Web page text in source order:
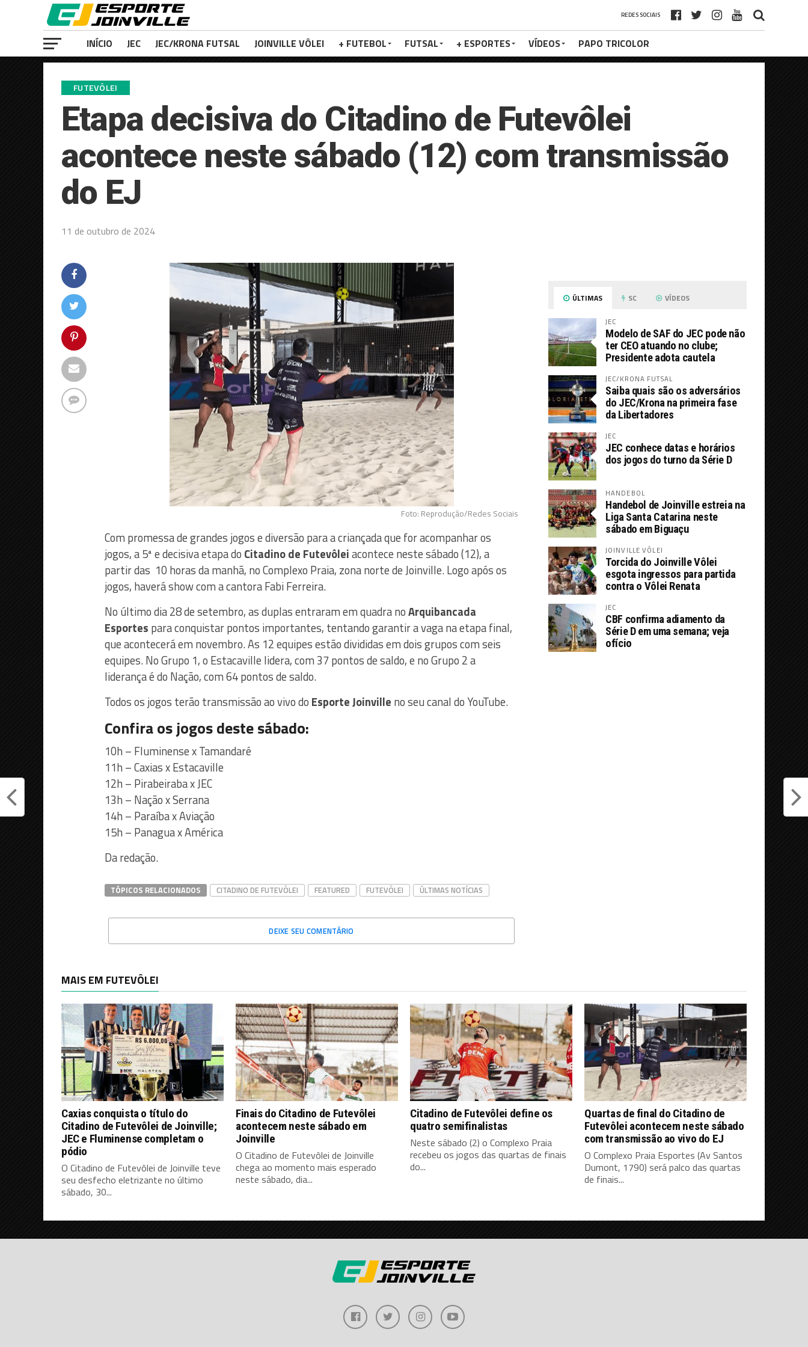
REDES SOCIAIS
INÍCIO JEC JEC/KRONA FUTSAL JOINVILLE VÔLEI + FUTEBOL FUTSAL + ESPORTES VÍDEOS PAPO TRICOLOR
FUTEVÔLEI
Etapa decisiva do Citadino de Futevôlei
acontece neste sábado (12) com transmissão
do EJ
11 de outubro de 2024
Foto: Reprodução/Redes Sociais
Com promessa de grandes jogos e diversão para a criançada que for acompanhar os
jogos, a 5ª e decisiva etapa do Citadino de Futevôleiacontece neste sábado (12), a
partir das 10 horas da manhã, no Complexo Praia, zona norte de Joinville. Logo após os
jogos, haverá show com a cantora Fabi Ferreira.
No último dia 28 de setembro, as duplas entraram em quadra noArquibancada
Esportes para conquistar pontos importantes, tentando garantir a vaga na etapa final,
que acontecerá em novembro. As 12 equipes estão divididas em dois grupos com seis
equipes. No Grupo 1, o Estacaville lidera, com 37 pontos de saldo, e no Grupo 2 a
liderança é do Nação, com 64 pontos de saldo.
Todos os jogos terão transmissão ao vivo do Esporte Joinville no seu canal do YouTube.
Confira os jogos deste sábado:
10h – Fluminense x Tamandaré
11h – Caxias x Estacaville
12h – Pirabeiraba x JEC
13h – Nação x Serrana
14h – Paraíba x Aviação
15h – Panagua x América
Da redação.
TÓPICOS RELACIONADOS CITADINO DE FUTEVÔLEI FEATURED FUTEVÔLEI ÚLTIMAS NOTÍCIAS
DEIXE SEU COMENTÁRIO
ÚLTIMAS SC VÍDEOS
JEC
Modelo de SAF do JEC pode não
ter CEO atuando no clube;
Presidente adota cautela
JEC/KRONA FUTSAL
Saiba quais são os adversários
do JEC/Krona na primeira fase
da Libertadores
JEC
JEC conhece datas e horários
dos jogos do turno da Série D
HANDEBOL
Handebol de Joinville estreia na
Liga Santa Catarina neste
sábado em Biguaçu
JOINVILLE VÔLEI
Torcida do Joinville Vôlei
esgota ingressos para partida
contra o Vôlei Renata
JEC
CBF confirma adiamento da
Série D em uma semana; veja
ofício
MAIS EM FUTEVÔLEI
Caxias conquista o título do
Citadino de Futevôlei de Joinville;
JEC e Fluminense completam o
pódio
O Citadino de Futevôlei de Joinville teve
seu desfecho eletrizante no último
sábado, 30...
Finais do Citadino de Futevôlei
acontecem neste sábado em
Joinville
O Citadino de Futevôlei de Joinville
chega ao momento mais esperado
neste sábado, dia...
Citadino de Futevôlei define os
quatro semifinalistas
Neste sábado (2) o Complexo Praia
recebeu os jogos das quartas de finais
do...
Quartas de final do Citadino de
Futevôlei acontecem neste sábado
com transmissão ao vivo do EJ
O Complexo Praia Esportes (Av Santos
Dumont, 1790) será palco das quartas
de finais...